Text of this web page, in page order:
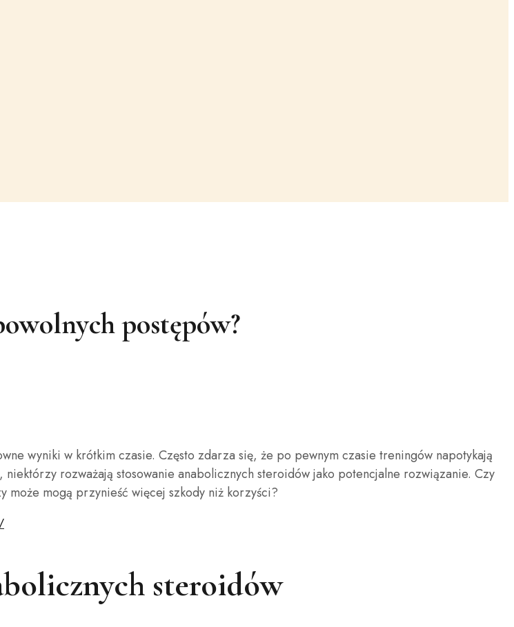
postępów?
wyniki w krótkim czasie. Często zdarza się, że po pewnym czasie treningów napotykają
rozważają stosowanie anabolicznych steroidów jako potencjalne rozwiązanie. Czy
mogą przynieść więcej szkody niż korzyści?
steroidów